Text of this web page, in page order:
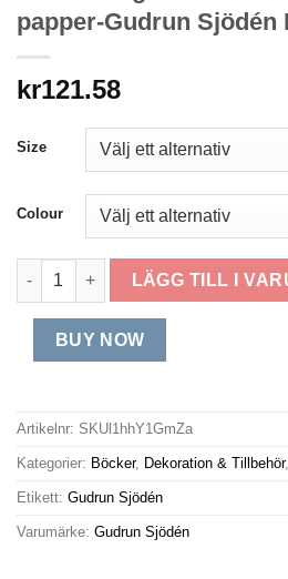
papper-Gudrun Sjödén
kr121.58
Size
Colour
Anteckningsbok "Runa" i
LÄGG TILL I
BUY NOW
Artikelnr: SKUl1hhY1GmZa
Kategorier: Böcker, Dekoration & Tillbehör,
Etikett: Gudrun Sjödén
Varumärke: Gudrun Sjödén